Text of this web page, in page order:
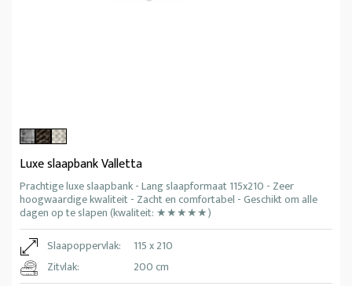
Luxe slaapbank Valletta
Prachtige luxe slaapbank - Lang slaapformaat 115x210 - Zeer
hoogwaardige kwaliteit - Zacht en comfortabel - Geschikt om alle
dagen op te slapen (kwaliteit: ★★★★★)
Slaapoppervlak:
115 x 210
Zitvlak:
200 cm